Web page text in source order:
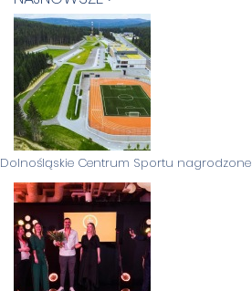
Dolnośląskie Centrum Sportu nagrodzone